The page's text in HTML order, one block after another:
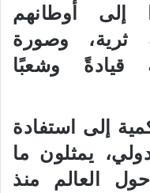
إلى أوطانهم
ثرية، وصورة
وشعبًا
إلى استفادة
طالب دولي، يمثلون ما
دولة حول العالم منذ